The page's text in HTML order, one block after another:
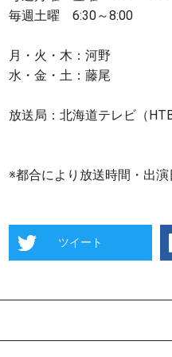
毎週土曜 6:30～8:00
月・火・木：河野
水・金・土：藤尾
放送局：北海道テレビ（HTB
※都合により放送時間・出
ツイート